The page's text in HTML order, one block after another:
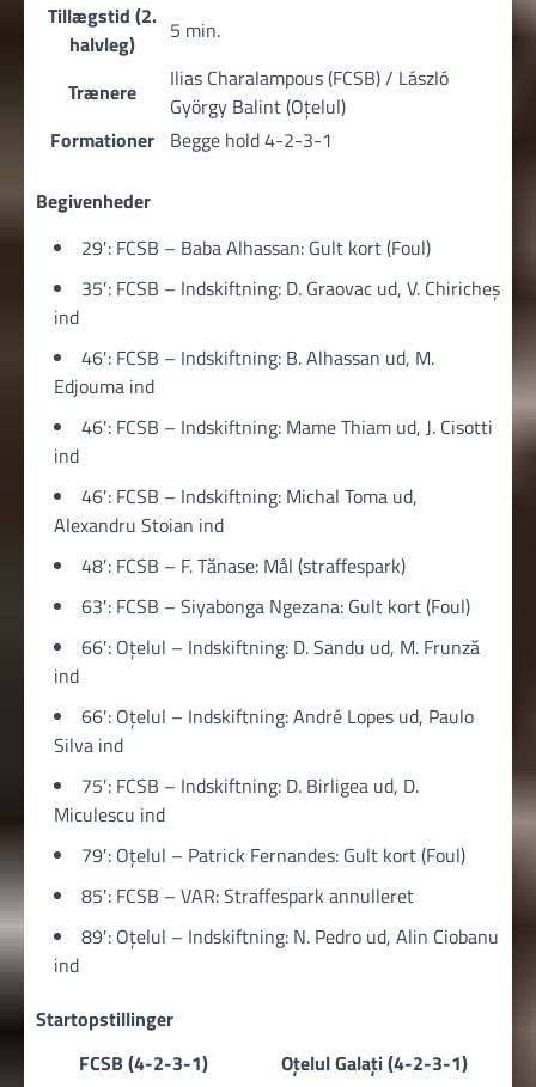
Tillægstid (2.
halvleg)
5 min.
Trænere
Ilias Charalampous (FCSB) / László
György Balint (Oțelul)
Formationer Begge hold 4-2-3-1
Begivenheder
29′: FCSB – Baba Alhassan: Gult kort (Foul)
35′: FCSB – Indskiftning: D. Graovac ud, V. Chiricheș
ind
46′: FCSB – Indskiftning: B. Alhassan ud, M.
Edjouma ind
46′: FCSB – Indskiftning: Mame Thiam ud, J. Cisotti
ind
46′: FCSB – Indskiftning: Michal Toma ud,
Alexandru Stoian ind
48′: FCSB – F. Tănase: Mål (straffespark)
63′: FCSB – Siyabonga Ngezana: Gult kort (Foul)
66′: Oțelul – Indskiftning: D. Sandu ud, M. Frunză
ind
66′: Oțelul – Indskiftning: André Lopes ud, Paulo
Silva ind
75′: FCSB – Indskiftning: D. Birligea ud, D.
Miculescu ind
79′: Oțelul – Patrick Fernandes: Gult kort (Foul)
85′: FCSB – VAR: Straffespark annulleret
89′: Oțelul – Indskiftning: N. Pedro ud, Alin Ciobanu
ind
Startopstillinger
FCSB (4-2-3-1)
Oțelul Galați (4-2-3-1)